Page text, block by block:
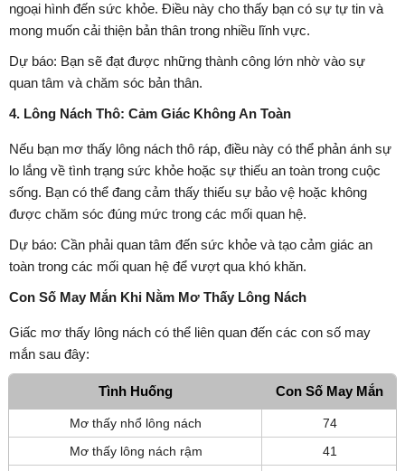
ngoại hình đến sức khỏe. Điều này cho thấy bạn có sự tự tin và
mong muốn cải thiện bản thân trong nhiều lĩnh vực.
Dự báo: Bạn sẽ đạt được những thành công lớn nhờ vào sự
quan tâm và chăm sóc bản thân.
4. Lông Nách Thô: Cảm Giác Không An Toàn
Nếu bạn mơ thấy lông nách thô ráp, điều này có thể phản ánh sự
lo lắng về tình trạng sức khỏe hoặc sự thiếu an toàn trong cuộc
sống. Bạn có thể đang cảm thấy thiếu sự bảo vệ hoặc không
được chăm sóc đúng mức trong các mối quan hệ.
Dự báo: Cần phải quan tâm đến sức khỏe và tạo cảm giác an
toàn trong các mối quan hệ để vượt qua khó khăn.
Con Số May Mắn Khi Nằm Mơ Thấy Lông Nách
Giấc mơ thấy lông nách có thể liên quan đến các con số may
mắn sau đây:
Tình Huống Con Số May Mắn
Mơ thấy nhổ lông nách
74
Mơ thấy lông nách rậm
41